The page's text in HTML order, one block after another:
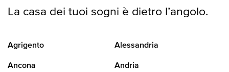
La casa dei tuoi sogni è dietro l’angolo.
Agrigento Alessandria
Ancona Andria